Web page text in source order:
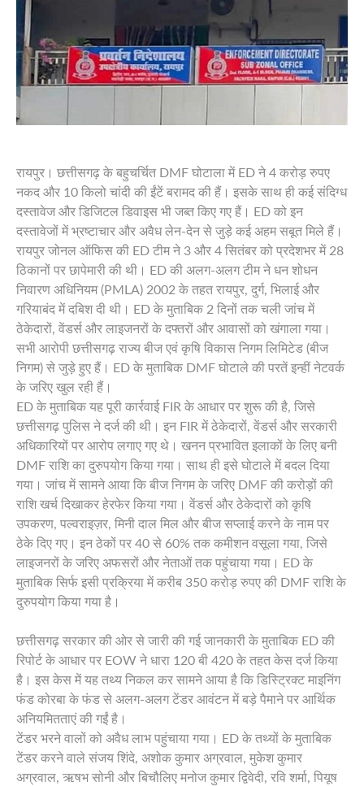
Policy
Terms
of
Service
About
रायपुर। छत्तीसगढ़ के बहुचर्चित DMF घोटाला में ED ने 4 करोड़ रुपए
नकद और 10 किलो चांदी की ईंटें बरामद की हैं। इसके साथ ही कई संदिग्ध
दस्तावेज और डिजिटल डिवाइस भी जब्त किए गए हैं। ED को इन
दस्तावेजों में भ्रष्टाचार और अवैध लेन-देन से जुड़े कई अहम सबूत मिले हैं।
रायपुर जोनल ऑफिस की ED टीम ने 3 और 4 सितंबर को प्रदेशभर में 28
ठिकानों पर छापेमारी की थी। ED की अलग-अलग टीम ने धन शोधन
निवारण अधिनियम (PMLA) 2002 के तहत रायपुर, दुर्ग, भिलाई और
गरियाबंद में दबिश दी थी। ED के मुताबिक 2 दिनों तक चली जांच में
ठेकेदारों, वेंडर्स और लाइजनरों के दफ्तरों और आवासों को खंगाला गया।
सभी आरोपी छत्तीसगढ़ राज्य बीज एवं कृषि विकास निगम लिमिटेड (बीज
निगम) से जुड़े हुए हैं। ED के मुताबिक DMF घोटाले की परतें इन्हीं नेटवर्क
के जरिए खुल रही हैं।
ED के मुताबिक यह पूरी कार्रवाई FIR के आधार पर शुरू की है, जिसे
छत्तीसगढ़ पुलिस ने दर्ज की थी। इन FIR में ठेकेदारों, वेंडर्स और सरकारी
अधिकारियों पर आरोप लगाए गए थे। खनन प्रभावित इलाकों के लिए बनी
DMF राशि का दुरुपयोग किया गया। साथ ही इसे घोटाले में बदल दिया
गया। जांच में सामने आया कि बीज निगम के जरिए DMF की करोड़ों की
राशि खर्च दिखाकर हेरफेर किया गया। वेंडर्स और ठेकेदारों को कृषि
उपकरण, पल्वराइज़र, मिनी दाल मिल और बीज सप्लाई करने के नाम पर
ठेके दिए गए। इन ठेकों पर 40 से 60% तक कमीशन वसूला गया, जिसे
लाइजनरों के जरिए अफसरों और नेताओं तक पहुंचाया गया। ED के
मुताबिक सिर्फ इसी प्रक्रिया में करीब 350 करोड़ रुपए की DMF राशि के
दुरुपयोग किया गया है।
छत्तीसगढ़ सरकार की ओर से जारी की गई जानकारी के मुताबिक ED की
रिपोर्ट के आधार पर EOW ने धारा 120 बी 420 के तहत केस दर्ज किया
है। इस केस में यह तथ्य निकल कर सामने आया है कि डिस्ट्रिक्ट माइनिंग
फंड कोरबा के फंड से अलग-अलग टेंडर आवंटन में बड़े पैमाने पर आर्थिक
अनियमितताएं की गईं है।
टेंडर भरने वालों को अवैध लाभ पहुंचाया गया। ED के तथ्यों के मुताबिक
टेंडर करने वाले संजय शिंदे, अशोक कुमार अग्रवाल, मुकेश कुमार
अग्रवाल, ऋषभ सोनी और बिचौलिए मनोज कुमार द्विवेदी, रवि शर्मा, पियूष